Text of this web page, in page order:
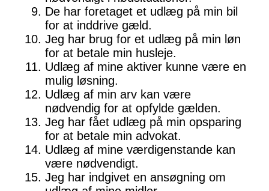
De har foretaget et udlæg på min bil
for at inddrive gæld.
Jeg har brug for et udlæg på min løn
for at betale min husleje.
Udlæg af mine aktiver kunne være en
mulig løsning.
Udlæg af min arv kan være
nødvendig for at opfylde gælden.
Jeg har fået udlæg på min opsparing
for at betale min advokat.
Udlæg af mine værdigenstande kan
være nødvendigt.
Jeg har indgivet en ansøgning om